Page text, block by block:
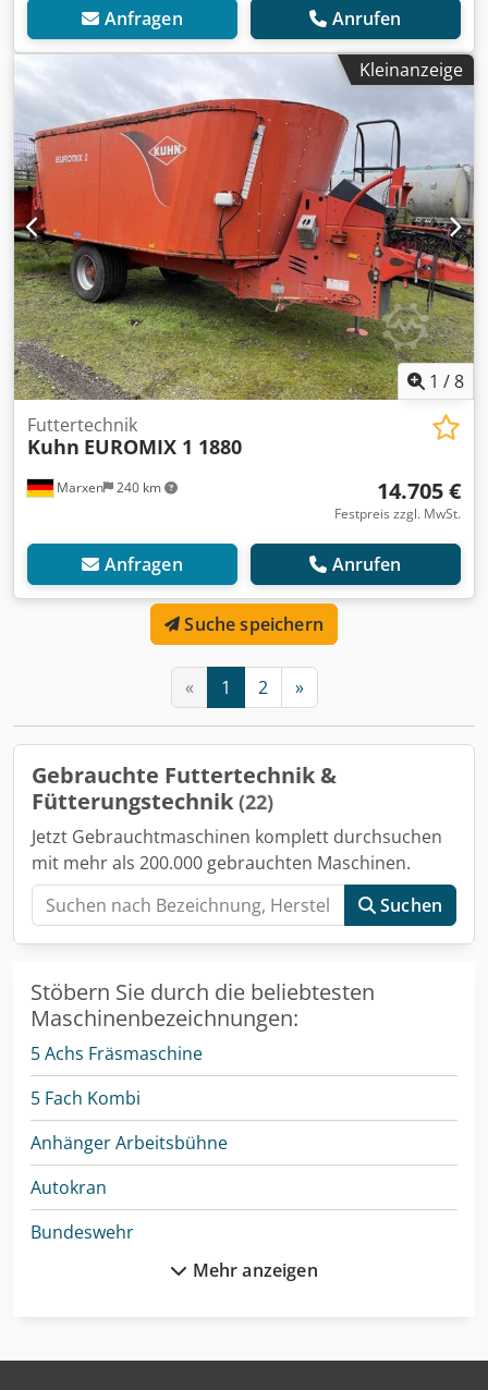
Anfragen Anrufen
Kleinanzeige
1 /8
Marxen 240 km
Futtertechnik
Kuhn EUROMIX 1 1880
14.705 €
Festpreis zzgl. MwSt.
Anfragen Anrufen
Suche speichern
« 1 2 »
Gebrauchte Futtertechnik &
Fütterungstechnik (22)
Jetzt Gebrauchtmaschinen komplett durchsuchen
mit mehr als 200.000 gebrauchten Maschinen.
Suchen
Stöbern Sie durch die beliebtesten
Maschinenbezeichnungen:
5 Achs Fräsmaschine
5 Fach Kombi
Anhänger Arbeitsbühne
Autokran
Bundeswehr
Cnc-Gravier- Und Fräsmaschine
Enthaarungsmaschine Für Schweine
Mehr anzeigen